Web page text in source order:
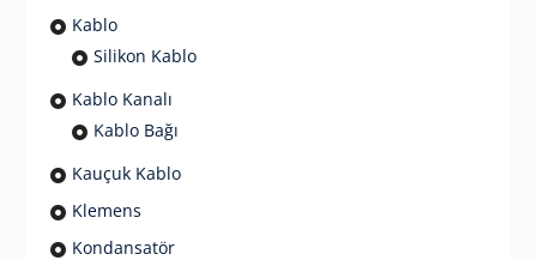
Kablo
Silikon Kablo
Kablo Kanalı
Kablo Bağı
Kauçuk Kablo
Klemens
Kondansatör